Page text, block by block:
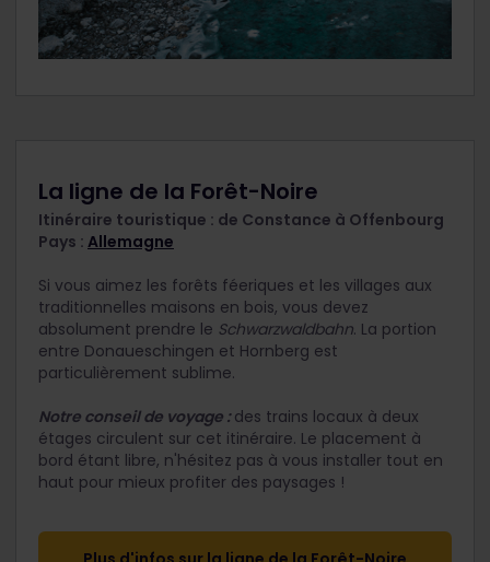
La ligne de la Forêt-Noire
Itinéraire touristique : de Constance à Offenbourg
Pays : Allemagne
Si vous aimez les forêts féeriques et les villages aux
traditionnelles maisons en bois, vous devez
absolument prendre le Schwarzwaldbahn. La portion
entre Donaueschingen et Hornberg est
particulièrement sublime.
Notre conseil de voyage :des trains locaux à deux
étages circulent sur cet itinéraire. Le placement à
bord étant libre, n'hésitez pas à vous installer tout en
haut pour mieux profiter des paysages !